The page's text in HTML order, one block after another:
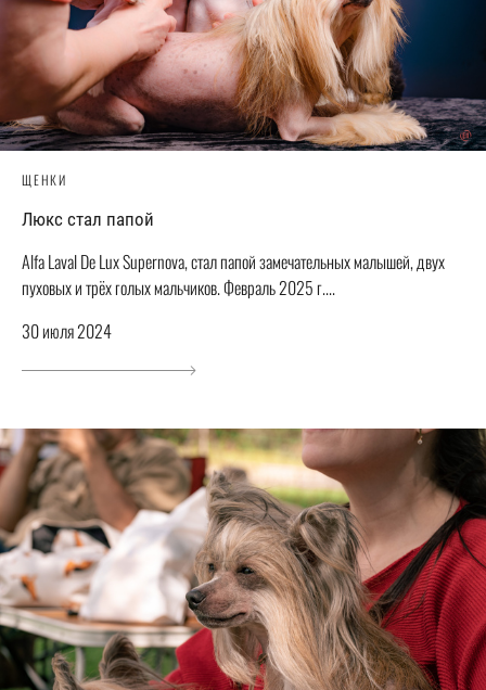
ЩЕНКИ
Люкс стал папой
Alfa Laval De Lux Supernova, стал папой замечательных малышей, двух
пуховых и трёх голых мальчиков. Февраль 2025 г....
30 июля 2024